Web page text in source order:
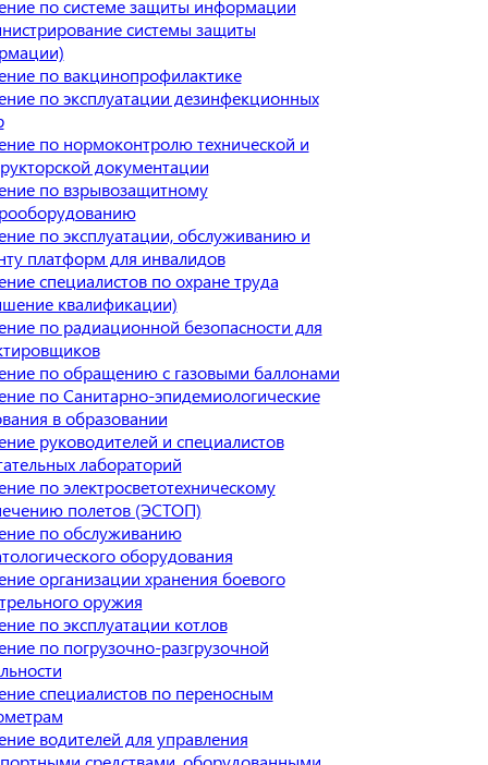
по системе защиты информации
системы защиты
по вакцинопрофилактике
по эксплуатации дезинфекционных
по нормоконтролю технической и
документации
по взрывозащитному
по эксплуатации, обслуживанию и
платформ для инвалидов
специалистов по охране труда
квалификации)
по радиационной безопасности для
по обращению с газовыми баллонами
по Санитарно-эпидемиологические
в образовании
руководителей и специалистов
лабораторий
по электросветотехническому
полетов (ЭСТОП)
по обслуживанию
оборудования
организации хранения боевого
оружия
по эксплуатации котлов
по погрузочно-разгрузочной
специалистов по переносным
водителей для управления